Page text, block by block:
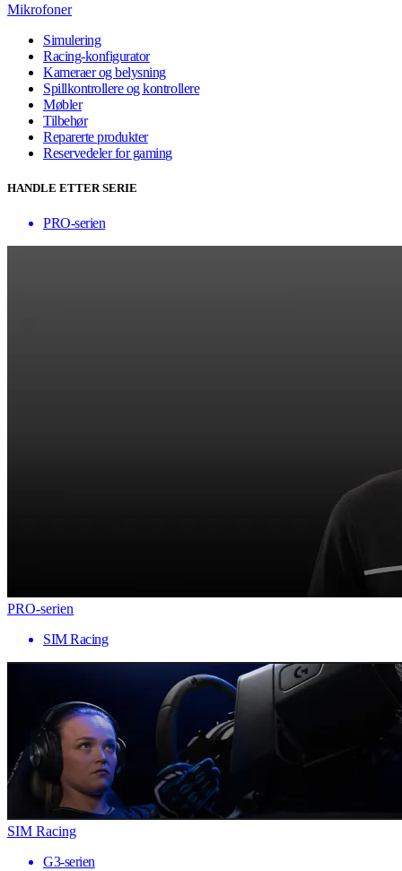
Mikrofoner
Simulering
Racing-konfigurator
Kameraer og belysning
Spillkontrollere og kontrollere
Møbler
Tilbehør
Reparerte produkter
Reservedeler for gaming
HANDLE ETTER SERIE
PRO-serien
PRO-serien
SIM Racing
SIM Racing
G3-serien